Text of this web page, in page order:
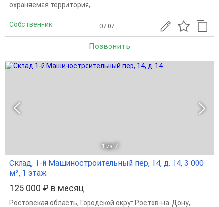
охраняемая территория,...
Собственник 07.07
Позвонить
1 из 7
Склад, 1-й Машиностроительный пер, 14, д. 14, 3 000
м², 1 этаж
125 000 ₽ в месяц
Ростовская область, Городской округ Ростов-на-Дону,